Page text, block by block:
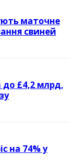
маточне
свиней
до £4,2 млрд,
на 74% у